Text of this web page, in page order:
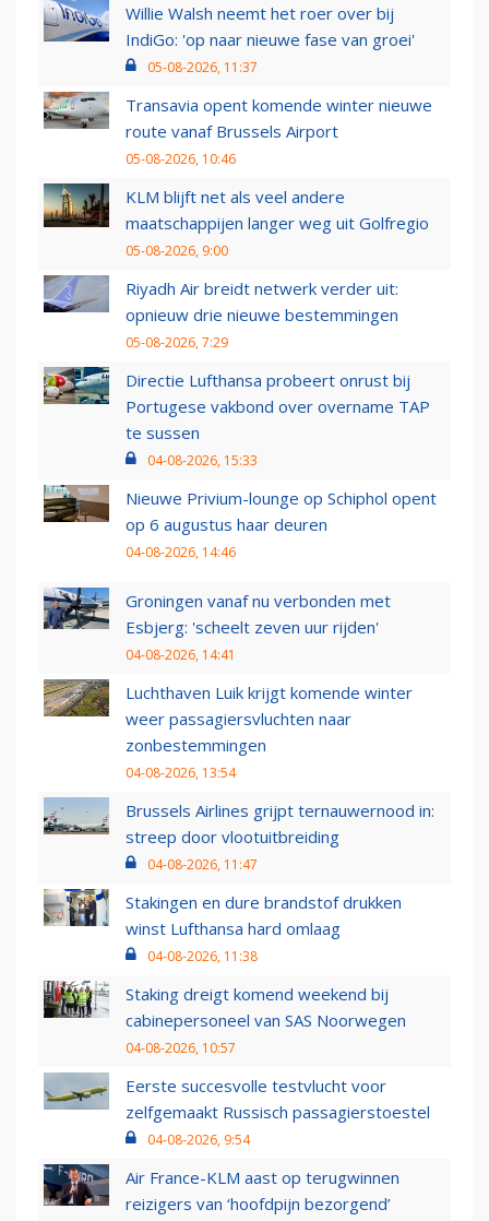
Willie Walsh neemt het roer over bij
IndiGo: 'op naar nieuwe fase van groei'
05-08-2026, 11:37
Transavia opent komende winter nieuwe
route vanaf Brussels Airport
05-08-2026, 10:46
KLM blijft net als veel andere
maatschappijen langer weg uit Golfregio
05-08-2026, 9:00
Riyadh Air breidt netwerk verder uit:
opnieuw drie nieuwe bestemmingen
05-08-2026, 7:29
Directie Lufthansa probeert onrust bij
Portugese vakbond over overname TAP
te sussen
04-08-2026, 15:33
Nieuwe Privium-lounge op Schiphol opent
op 6 augustus haar deuren
04-08-2026, 14:46
Groningen vanaf nu verbonden met
Esbjerg: 'scheelt zeven uur rijden'
04-08-2026, 14:41
Luchthaven Luik krijgt komende winter
weer passagiersvluchten naar
zonbestemmingen
04-08-2026, 13:54
Brussels Airlines grijpt ternauwernood in:
streep door vlootuitbreiding
04-08-2026, 11:47
Stakingen en dure brandstof drukken
winst Lufthansa hard omlaag
04-08-2026, 11:38
Staking dreigt komend weekend bij
cabinepersoneel van SAS Noorwegen
04-08-2026, 10:57
Eerste succesvolle testvlucht voor
zelfgemaakt Russisch passagierstoestel
04-08-2026, 9:54
Air France-KLM aast op terugwinnen
reizigers van ‘hoofdpijn bezorgend’